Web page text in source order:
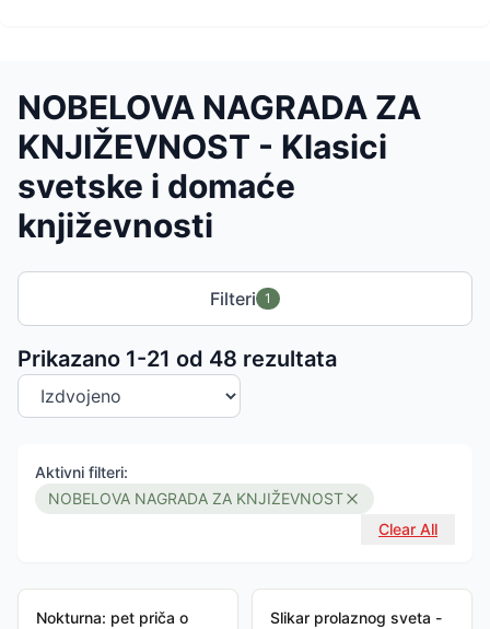
NOBELOVA NAGRADA ZA
KNJIŽEVNOST - Klasici
svetske i domaće
književnosti
Filteri 1
Prikazano 1-21 od 48 rezultata
Sortiranje proizvoda
Aktivni filteri:
NOBELOVA NAGRADA ZA KNJIŽEVNOST
Clear All
Nokturna: pet priča o
Slikar prolaznog sveta -